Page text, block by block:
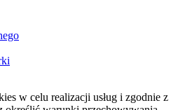
w celu realizacji usług i zgodnie z